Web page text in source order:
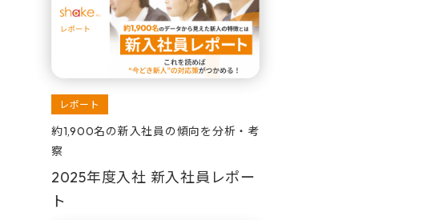
レポート
約1,900名の新入社員の傾向を分析・考
察
2025年度入社 新入社員レポー
ト